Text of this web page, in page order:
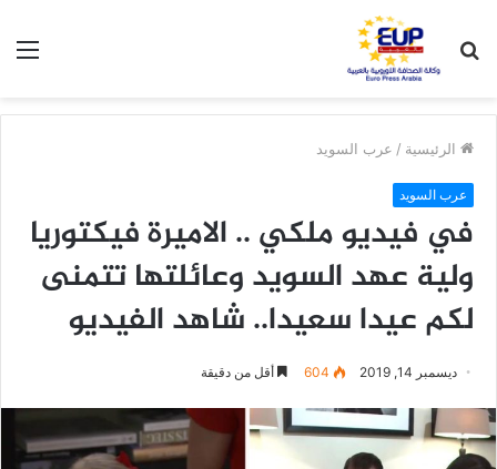
عن
الرئيسية / عرب السويد
عرب السويد
في فيديو ملكي .. الاميرة فيكتوريا
ولية عهد السويد وعائلتها تتمنى
لكم عيدا سعيدا.. شاهد الفيديو
ديسمبر 14, 2019 604 أقل من دقيقة